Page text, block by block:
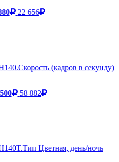
22 656
(кадров в секунду)
58 882
Цветная, день/ночь